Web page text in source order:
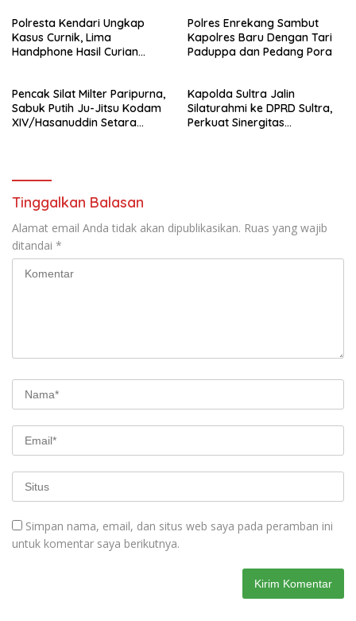
Kejaksaan
Polresta Kendari Ungkap
Kasus Curnik, Lima
Handphone Hasil Curian
Polres Enrekang Sambut
Kapolres Baru Dengan Tari
Paduppa dan Pedang Pora
Pencak Silat Milter Paripurna,
Sabuk Putih Ju-Jitsu Kodam
XIV/Hasanuddin Setara
Kapolda Sultra Jalin
Silaturahmi ke DPRD Sultra,
Perkuat Sinergitas
Tinggalkan Balasan
Alamat email Anda tidak akan dipublikasikan. Ruas yang wajib
ditandai *
Simpan nama, email, dan situs web saya pada peramban ini
untuk komentar saya berikutnya.